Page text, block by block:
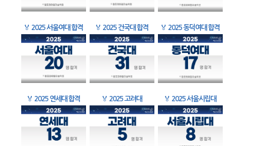
🏅 2025 서울여대 합격 🏅 2025 건국대 합격 🏅 2025 동덕여대 합격
🏅 2025 연세대 합격 🏅 2025 고려대 🏅 2025 서울시립대